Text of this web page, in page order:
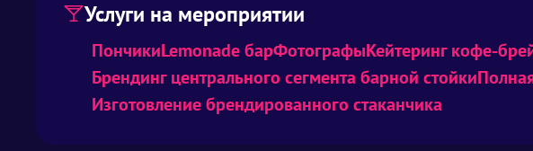
Услуги на мероприятии
ПончикиLemonade барФотографыКейтеринг кофе-
Брендинг центрального сегмента барной стойки
Изготовление брендированного стаканчика